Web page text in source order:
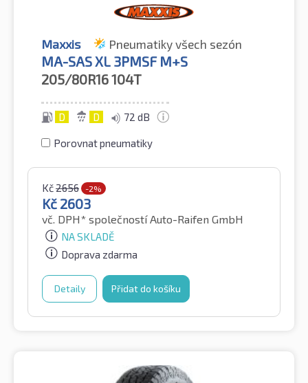
Maxxis Pneumatiky všech sezón
MA-SAS XL 3PMSF M+S
205/80R16104T
D D 72 dB
Porovnat pneumatiky
Kč2656 -2%
Kč 2603
vč. DPH* společností Auto-Raifen GmbH
NA SKLADĚ
Doprava zdarma
Detaily Přidat do košíku